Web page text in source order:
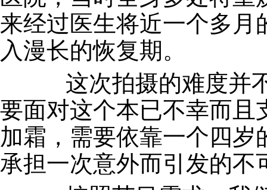
来经过医生将近一个多月
入漫长的恢复期。
这次拍摄的难度并不
要面对这个本已不幸而且
加霜，需要依靠一个四
承担一次意外而引发的不